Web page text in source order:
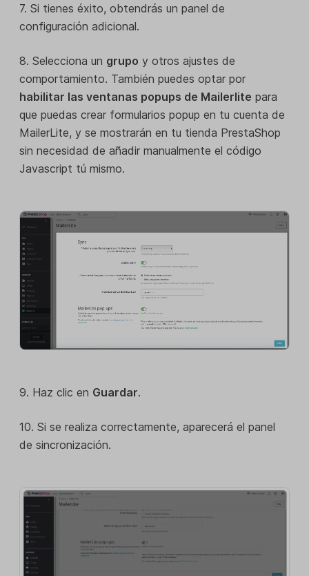
7. Si tienes éxito, obtendrás un panel de
configuración adicional.
8. Selecciona un grupo y otros ajustes de
comportamiento. También puedes optar por
habilitar las ventanas popups de Mailerlite para
que puedas crear formularios popup en tu cuenta de
MailerLite, y se mostrarán en tu tienda PrestaShop
sin necesidad de añadir manualmente el código
Javascript tú mismo.
9. Haz clic en Guardar.
10. Si se realiza correctamente, aparecerá el panel
de sincronización.